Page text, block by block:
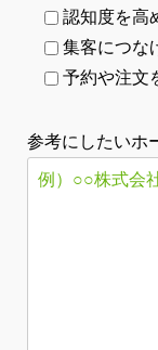
認知度を高
集客につな
予約や注文
参考にしたいホ